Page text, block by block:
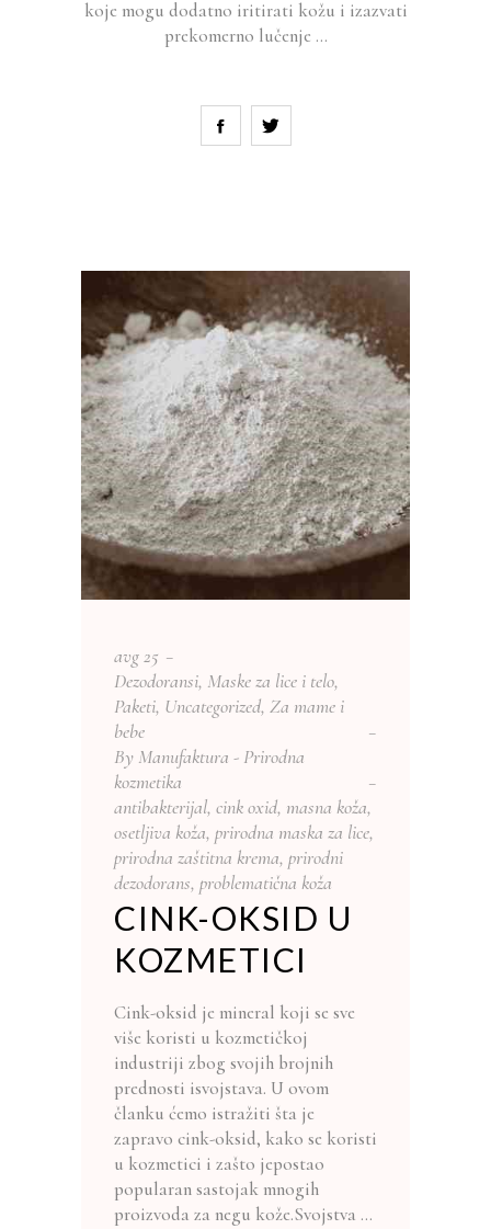
koje mogu dodatno iritirati kožu i izazvati
prekomerno lučenje
avg25
Dezodoransi, Maske za lice i telo,
Paketi, Uncategorized, Za mame i
bebe
By Manufaktura - Prirodna
kozmetika
antibakterijal, cink oxid, masna koža,
osetljiva koža, prirodna maska za lice,
prirodna zaštitna krema, prirodni
dezodorans, problematična koža
CINK-OKSID U
KOZMETICI
Cink-oksid je mineral koji se sve
više koristi u kozmetičkoj
industriji zbog svojih brojnih
prednosti isvojstava. U ovom
članku ćemo istražiti šta je
zapravo cink-oksid, kako se koristi
u kozmetici i zašto jepostao
popularan sastojak mnogih
proizvoda za negu kože.Svojstva